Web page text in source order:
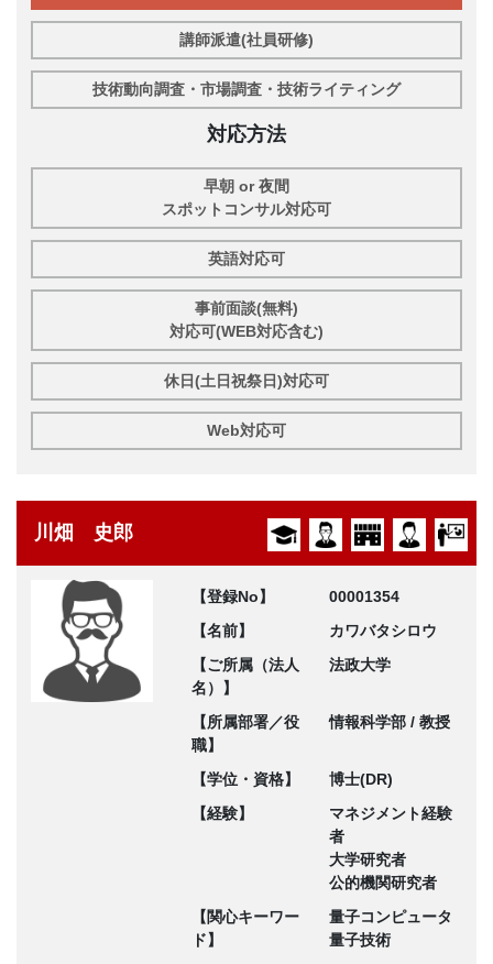
講師派遣(社員研修)
技術動向調査・市場調査・技術ライティング
対応方法
早朝 or 夜間
スポットコンサル対応可
英語対応可
事前面談(無料)
対応可(WEB対応含む)
休日(土日祝祭日)対応可
Web対応可
川畑 史郎
【登録No】
00001354
【名前】
カワバタシロウ
【ご所属（法人
名）】
法政大学
【所属部署／役
職】
情報科学部 / 教授
【学位・資格】
博士(DR)
【経験】
マネジメント経験
者
大学研究者
公的機関研究者
【関心キーワー
ド】
量子コンピュータ
量子技術